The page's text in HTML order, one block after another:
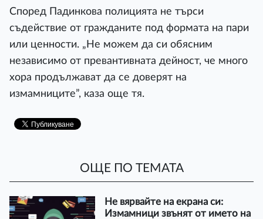
Според Падинкова полицията не търси
съдействие от гражданите под формата на пари
или ценности. „Не можем да си обясним
независимо от превантивната дейност, че много
хора продължават да се доверят на
измамниците”, каза още тя.
ОЩЕ ПО ТЕМАТА
Не вярвайте на екрана си:
Измамници звънят от името на